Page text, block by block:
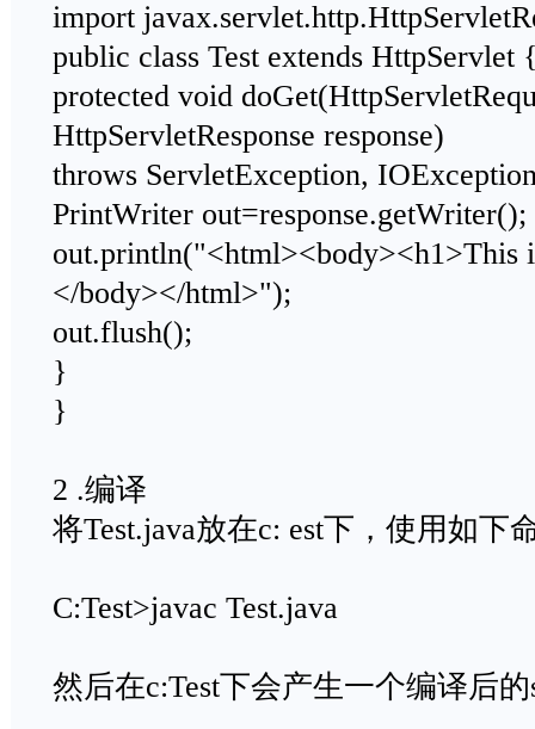
import
public class Test extends HttpServlet
protected void
HttpServletResponse response)
throws ServletException,
PrintWriter out=response.getWriter();
out.println("<html><body><h1>This
</body></html>");
out.flush();
}
}
2 .编译
将Test.java放在c: est下，使用如下
C:Test>javac Test.java
然后在c:Test下会产生一个编译后的